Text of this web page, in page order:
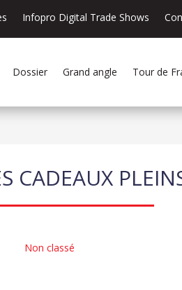
Infopro Digital Trade Shows
Dossier Grand angle Tour de
CADEAUX
Non classé